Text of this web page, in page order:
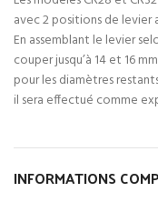
avec 2 positions de levier
En assemblant le levier
couper jusqu’à 14 et 16
pour les diamètres
il sera effectué comme
INFORMATIONS